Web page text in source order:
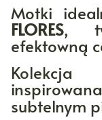
Motki
FLORES,
efektowną
subtelnym